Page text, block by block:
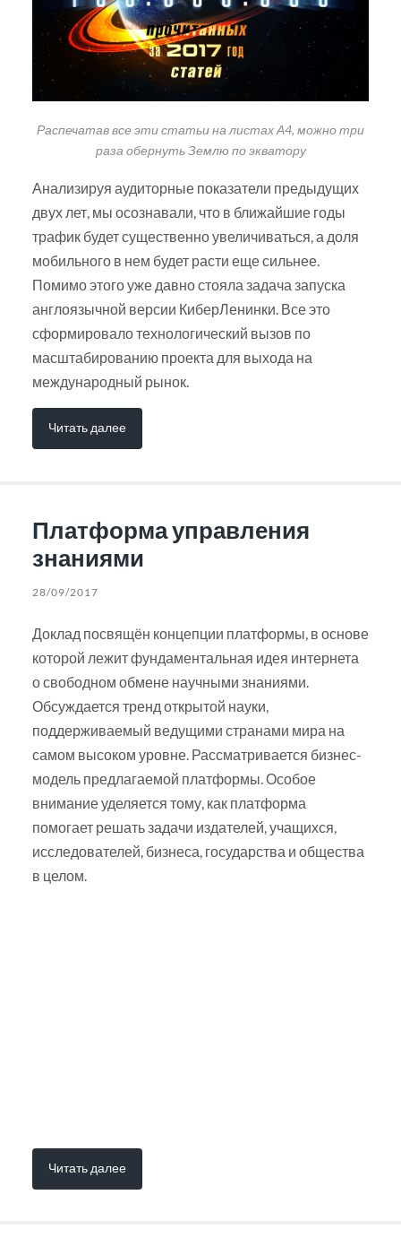
Распечатав все эти статьи на листах А4, можно три
раза обернуть Землю по экватору
Анализируя аудиторные показатели предыдущих
двух лет, мы осознавали, что в ближайшие годы
трафик будет существенно увеличиваться, а доля
мобильного в нем будет расти еще сильнее.
Помимо этого уже давно стояла задача запуска
англоязычной версии КиберЛенинки. Все это
сформировало технологический вызов по
масштабированию проекта для выхода на
международный рынок.
Читать далее
Платформа управления
знаниями
28/09/2017
Доклад посвящён концепции платформы, в основе
которой лежит фундаментальная идея интернета
о свободном обмене научными знаниями.
Обсуждается тренд открытой науки,
поддерживаемый ведущими странами мира на
самом высоком уровне. Рассматривается бизнес-
модель предлагаемой платформы. Особое
внимание уделяется тому, как платформа
помогает решать задачи издателей, учащихся,
исследователей, бизнеса, государства и общества
в целом.
Читать далее